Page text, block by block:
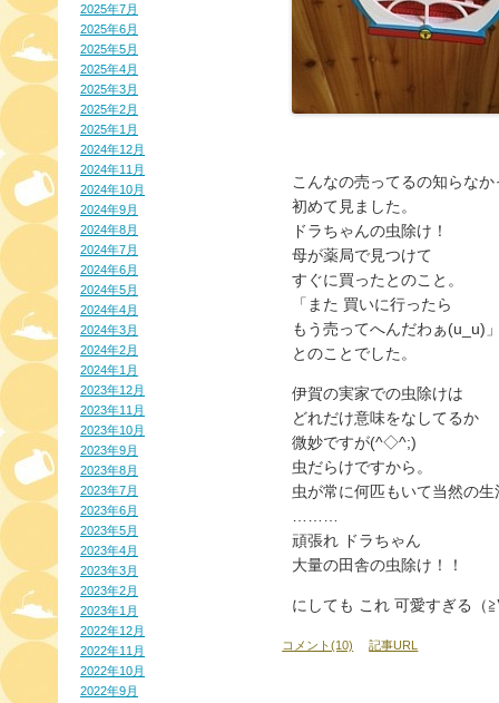
2025年7月
2025年6月
2025年5月
2025年4月
2025年3月
2025年2月
2025年1月
2024年12月
2024年11月
2024年10月
2024年9月
2024年8月
2024年7月
2024年6月
2024年5月
2024年4月
2024年3月
2024年2月
2024年1月
2023年12月
2023年11月
2023年10月
2023年9月
2023年8月
2023年7月
2023年6月
2023年5月
2023年4月
2023年3月
2023年2月
2023年1月
2022年12月
2022年11月
2022年10月
2022年9月
こんなの売ってるの知らなか
初めて見ました。
ドラちゃんの虫除け！
母が薬局で見つけて
すぐに買ったとのこと。
「また 買いに行ったら
もう売ってへんだわぁ(u_u)
とのことでした。
伊賀の実家での虫除けは
どれだけ意味をなしてるか
微妙ですが(^◇^;)
虫だらけですから。
虫が常に何匹もいて当然の生
………
頑張れ ドラちゃん
大量の田舎の虫除け！！
にしても これ 可愛すぎる（
コメント(10) 記事URL